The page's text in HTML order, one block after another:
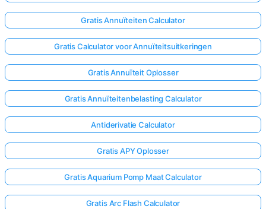
Gratis Annuïteiten Calculator
Gratis Calculator voor Annuïteitsuitkeringen
Gratis Annuïteit Oplosser
Gratis Annuïteitenbelasting Calculator
Antiderivatie Calculator
Gratis APY Oplosser
Gratis Aquarium Pomp Maat Calculator
Gratis Arc Flash Calculator